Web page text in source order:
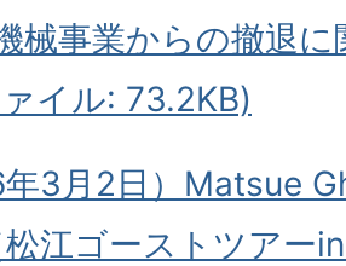
械事業からの撤退
イル: 73.2KB)
年3月2日）Matsue
江ゴーストツアー